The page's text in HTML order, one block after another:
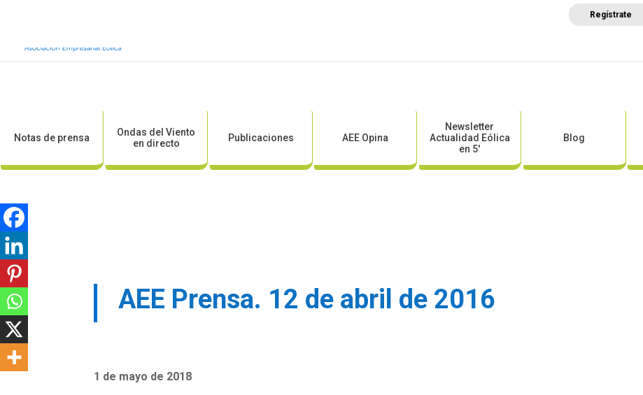
Regístrate
Notas de prensa
Ondas del Viento
en directo
Publicaciones AEE Opina
Newsletter
Actualidad Eólica
en 5′
Blog
AEE Prensa. 12 de abril de 2016
1 de mayo de 2018